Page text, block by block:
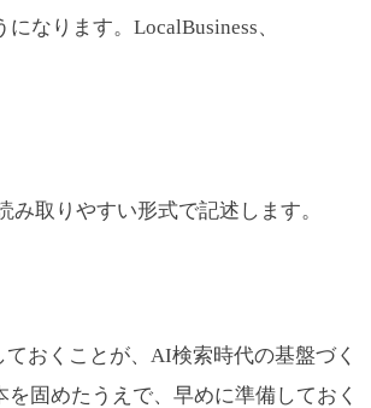
なります。LocalBusiness、
取りやすい形式で記述します。
おくことが、AI検索時代の基盤づく
固めたうえで、早めに準備しておく